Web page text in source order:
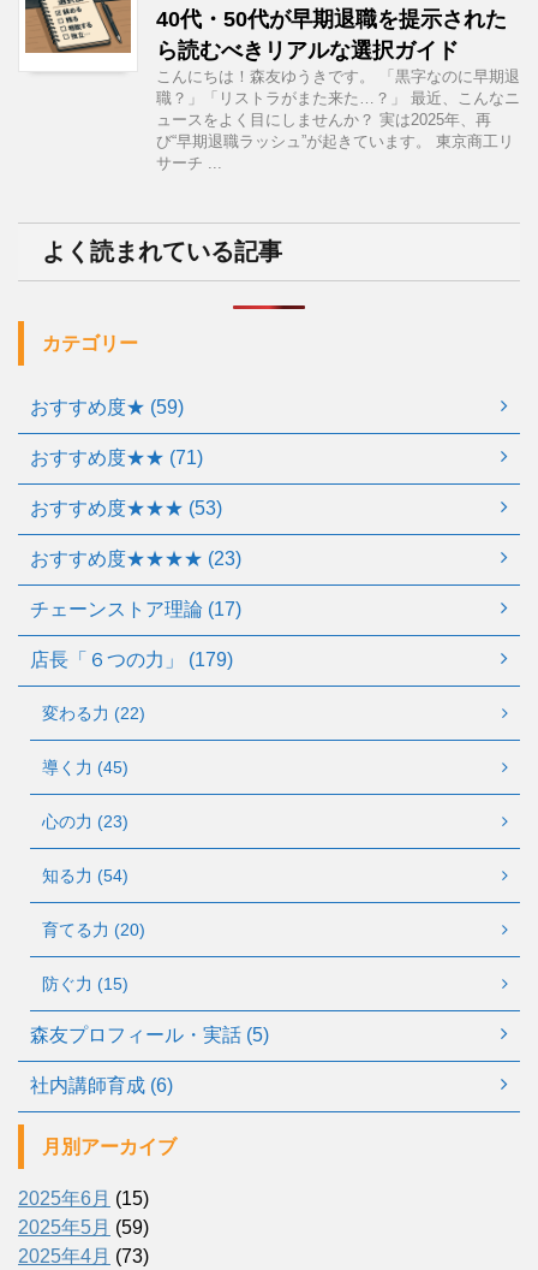
40代・50代が早期退職を提示された
ら読むべきリアルな選択ガイド
こんにちは！森友ゆうきです。 「黒字なのに早期退
職？」「リストラがまた来た…？」 最近、こんなニ
ュースをよく目にしませんか？ 実は2025年、再
び“早期退職ラッシュ”が起きています。 東京商工リ
サーチ ...
よく読まれている記事
カテゴリー
おすすめ度★ (59)
おすすめ度★★ (71)
おすすめ度★★★ (53)
おすすめ度★★★★ (23)
チェーンストア理論 (17)
店長「６つの力」 (179)
変わる力 (22)
導く力 (45)
心の力 (23)
知る力 (54)
育てる力 (20)
防ぐ力 (15)
森友プロフィール・実話 (5)
社内講師育成 (6)
月別アーカイブ
2025年6月 (15)
2025年5月 (59)
2025年4月 (73)